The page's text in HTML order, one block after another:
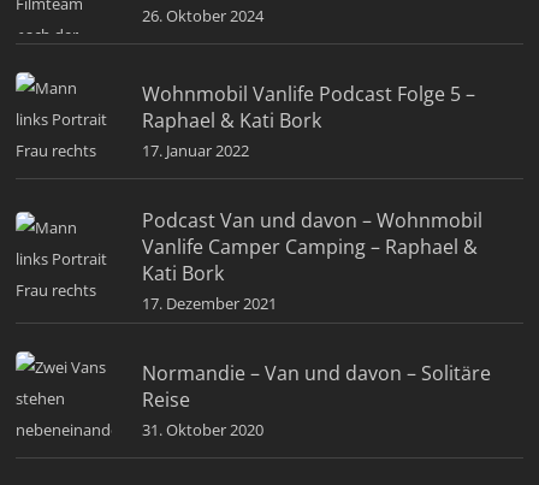
26. Oktober 2024
Wohnmobil Vanlife Podcast Folge 5 –
Raphael & Kati Bork
17. Januar 2022
Podcast Van und davon – Wohnmobil
Vanlife Camper Camping – Raphael &
Kati Bork
17. Dezember 2021
Normandie – Van und davon – Solitäre
Reise
31. Oktober 2020